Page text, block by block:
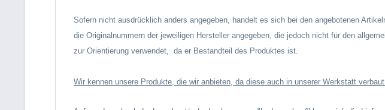
Sofern nicht ausdrücklich anders angegeben, handelt es sich bei den angebotenen
die Originalnummern der jeweiligen Hersteller angegeben, die jedoch nicht für den
zur Orientierung verwendet, da er Bestandteil des Produktes ist.
Wir kennen unsere Produkte, die wir anbieten, da diese auch in unserer Werkstatt